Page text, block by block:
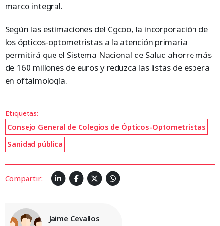
marco integral.
Según las estimaciones del Cgcoo, la incorporación de
los ópticos-optometristas a la atención primaria
permitirá que el Sistema Nacional de Salud ahorre más
de 160 millones de euros y reduzca las listas de espera
en oftalmología.
Etiquetas:
Consejo General de Colegios de Ópticos-Optometristas
Sanidad pública
Compartir:
Jaime Cevallos